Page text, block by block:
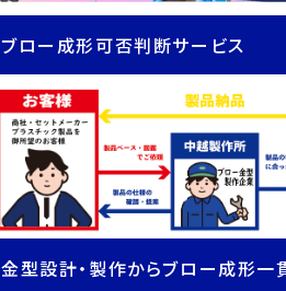
ブロー成形可否判断サービス
金型設計・製作からブロー成形一